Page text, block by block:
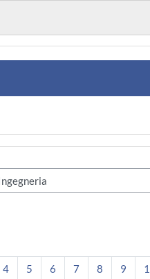
3
4Pagina 4
5Pagina 5
6Pagina 6
7Pagina 7
8Pagina 8
9